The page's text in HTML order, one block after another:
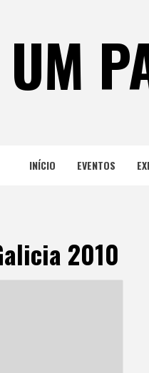
UM
INÍCIO EVENTOS
2010